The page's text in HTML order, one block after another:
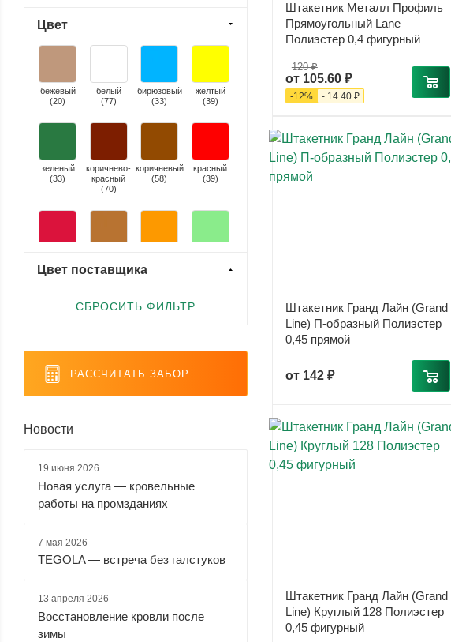
Штакетник Металл Профиль
Прямоугольный Lane
Полиэстер 0,4 фигурный
от 105.60 ₽
120 ₽
-12% - 14.40 ₽
Штакетник Гранд Лайн (Grand
Line) П-образный Полиэстер
0,45 прямой
от 142 ₽
Штакетник Гранд Лайн (Grand
Line) Круглый 128 Полиэстер
0,45 фигурный
Puretan (0)
Rooftop Matte (Стальной
бархат) (0)
Цвет
бежевый
(20)
белый
(77)
бирюзовый
(33)
желтый
(39)
зеленый
(33)
коричнево-
красный
(70)
коричневый
(58)
красный
(39)
(121)
серый
(54
синий (5)
(6)
(71)
серый
(152 )
черный
(85)
(183)
Цвет поставщика
СБРОСИТЬ ФИЛЬТР
РАССЧИТАТЬ ЗАБОР
Новости
19 июня 2026
Новая услуга — кровельные
работы на промзданиях
7 мая 2026
TEGOLA — встреча без галстуков
13 апреля 2026
Восстановление кровли после
зимы